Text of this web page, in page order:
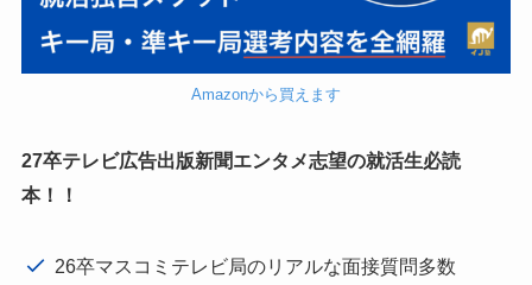
Amazonから買えます
27卒テレビ広告出版新聞エンタメ志望の就活生必読
本！！
26卒マスコミテレビ局のリアルな面接質問多数